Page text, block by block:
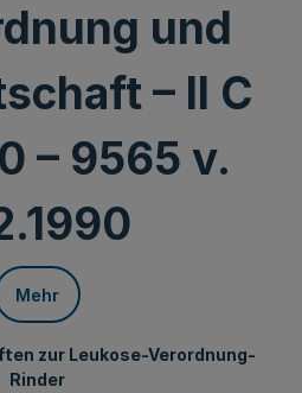
und
– II C
– 9565 v.
Mehr
zur Leukose-Verordnung-
Rinder